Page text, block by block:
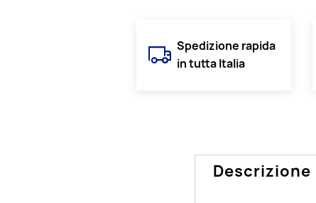
Spedizione rapida
in tutta Italia
Descrizione